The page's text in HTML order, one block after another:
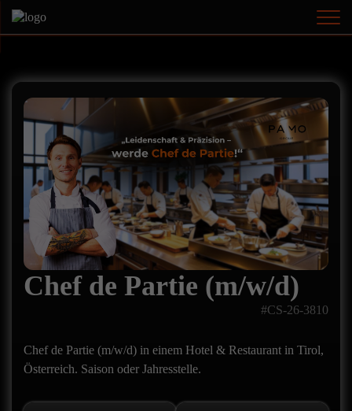
Chef de Partie (m/w/d)
#CS-26-3810
Chef de Partie (m/w/d) in einem Hotel & Restaurant in Tirol,
Österreich. Saison oder Jahresstelle.